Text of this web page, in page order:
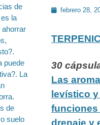
Publicado
febrero 28,
30
Las
levístico
funciones